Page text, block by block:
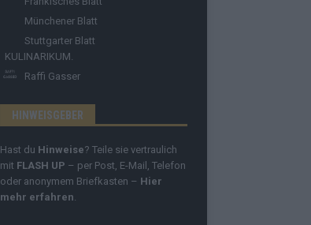
Münchener Blatt
Stuttgarter Blatt
KULINARIKUM.
Raffi Gasser
HINWEISGEBER
Hast du Hinweise? Teile sie vertraulich
mit FLASH UP – per Post, E-Mail, Telefon
oder anonymem Briefkasten – Hier
mehr erfahren